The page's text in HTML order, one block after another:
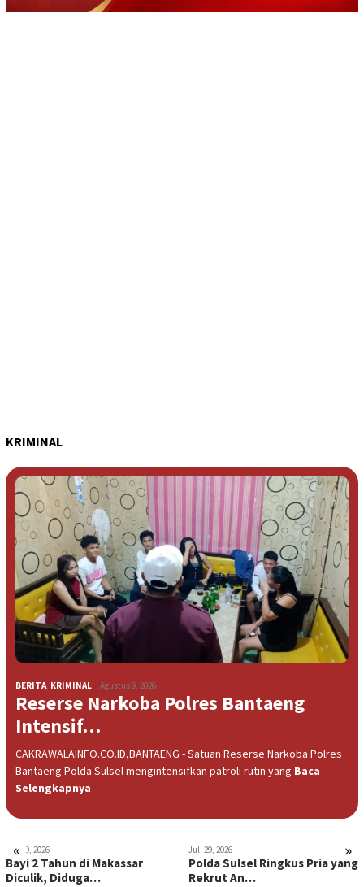
KRIMINAL
BERITA, KRIMINAL Agustus 9, 2026
Reserse Narkoba Polres Bantaeng
Intensif…
CAKRAWALAINFO.CO.ID,BANTAENG - Satuan Reserse Narkoba Polres
Bantaeng Polda Sulsel mengintensifkan patroli rutin yang Baca
Selengkapnya
« »
Juli 29, 2026
Bayi 2 Tahun di Makassar
Diculik, Diduga…
Juli 29, 2026
Polda Sulsel Ringkus Pria yang
Rekrut An…